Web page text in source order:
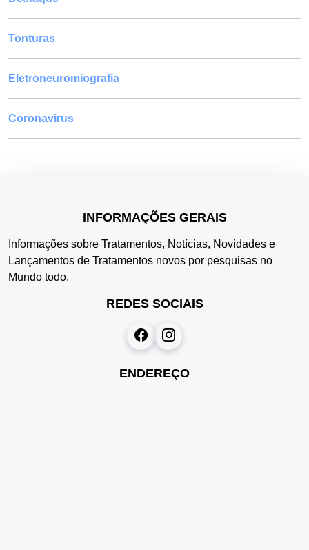
Tonturas
Eletroneuromiografia
Coronavirus
INFORMAÇÕES GERAIS
Informações sobre Tratamentos, Notícias, Novidades e
Lançamentos de Tratamentos novos por pesquisas no
Mundo todo.
REDES SOCIAIS
ENDEREÇO